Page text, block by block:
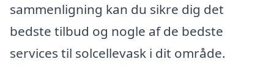
sammenligning kan du sikre dig det
bedste tilbud og nogle af de bedste
services til solcellevask i dit område.